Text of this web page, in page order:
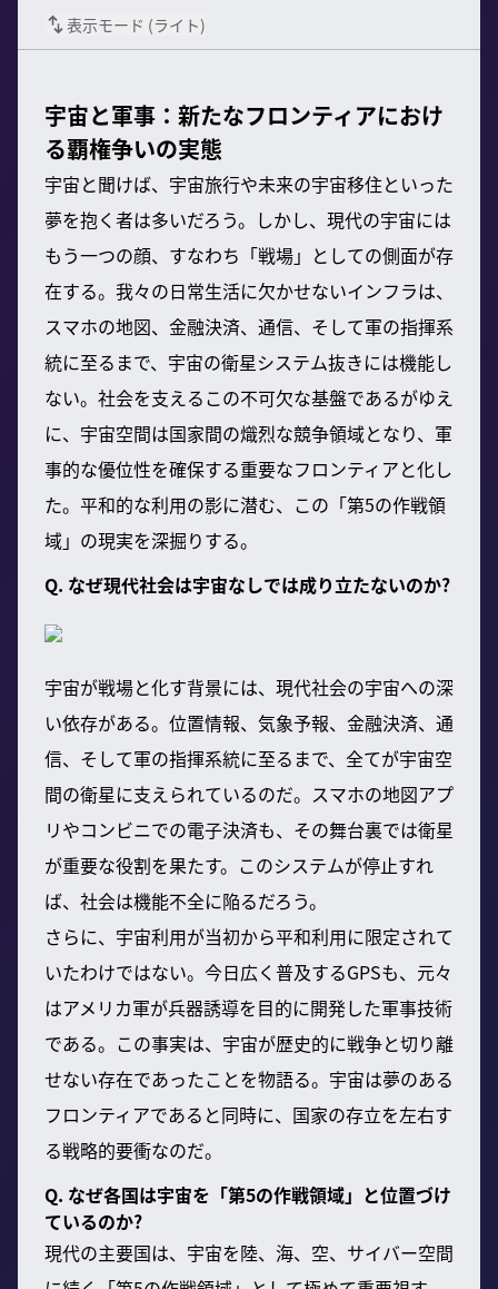
表示モード (ライト)
宇宙と軍事：新たなフロンティアにおけ
る覇権争いの実態
宇宙と聞けば、宇宙旅行や未来の宇宙移住といった
夢を抱く者は多いだろう。しかし、現代の宇宙には
もう一つの顔、すなわち「戦場」としての側面が存
在する。我々の日常生活に欠かせないインフラは、
スマホの地図、金融決済、通信、そして軍の指揮系
統に至るまで、宇宙の衛星システム抜きには機能し
ない。社会を支えるこの不可欠な基盤であるがゆえ
に、宇宙空間は国家間の熾烈な競争領域となり、軍
事的な優位性を確保する重要なフロンティアと化し
た。平和的な利用の影に潜む、この「第5の作戦領
域」の現実を深掘りする。
Q. なぜ現代社会は宇宙なしでは成り立たないのか?
宇宙が戦場と化す背景には、現代社会の宇宙への深
い依存がある。位置情報、気象予報、金融決済、通
信、そして軍の指揮系統に至るまで、全てが宇宙空
間の衛星に支えられているのだ。スマホの地図アプ
リやコンビニでの電子決済も、その舞台裏では衛星
が重要な役割を果たす。このシステムが停止すれ
ば、社会は機能不全に陥るだろう。
さらに、宇宙利用が当初から平和利用に限定されて
いたわけではない。今日広く普及するGPSも、元々
はアメリカ軍が兵器誘導を目的に開発した軍事技術
である。この事実は、宇宙が歴史的に戦争と切り離
せない存在であったことを物語る。宇宙は夢のある
フロンティアであると同時に、国家の存立を左右す
る戦略的要衝なのだ。
Q. なぜ各国は宇宙を「第5の作戦領域」と位置づけ
ているのか?
現代の主要国は、宇宙を陸、海、空、サイバー空間